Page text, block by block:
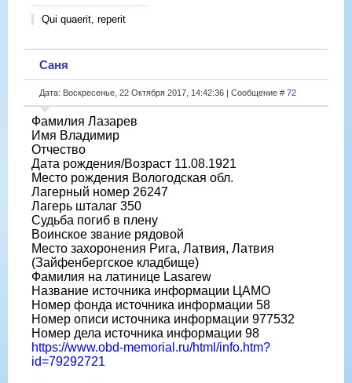
Qui quaerit, reperit
Саня
Дата: Воскресенье, 22 Октября 2017, 14:42:36 | Сообщение # 72
Фамилия Лазарев
Имя Владимир
Отчество
Дата рождения/Возраст 11.08.1921
Место рождения Вологодская обл.
Лагерный номер 26247
Лагерь шталаг 350
Судьба погиб в плену
Воинское звание рядовой
Место захоронения Рига, Латвия, Латвия
(Зайфенбергское кладбище)
Фамилия на латинице Lasarew
Название источника информации ЦАМО
Номер фонда источника информации 58
Номер описи источника информации 977532
Номер дела источника информации 98
https://www.obd-memorial.ru/html/info.htm?
id=79292721